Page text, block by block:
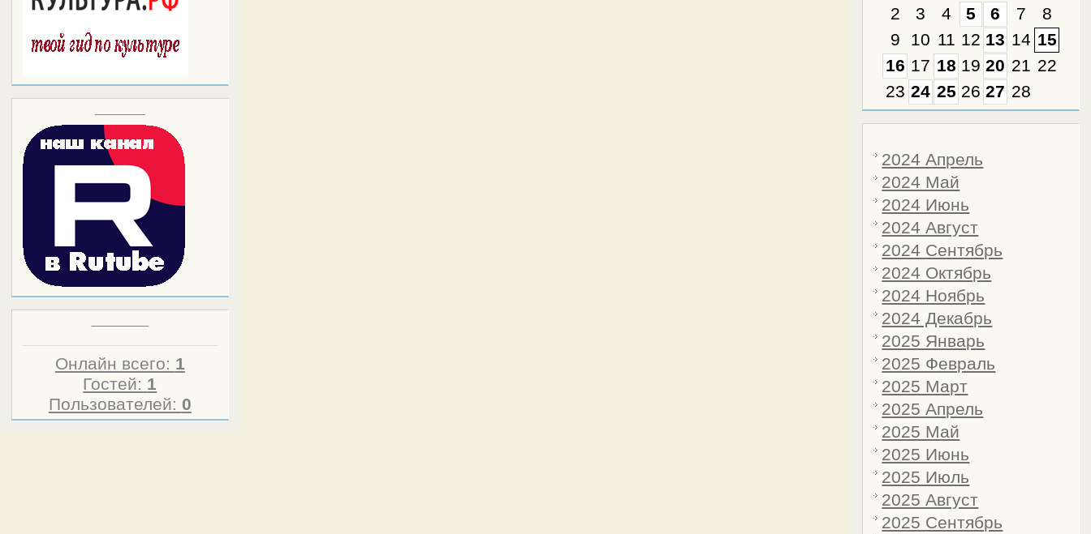
Онлайн всего: 1
Гостей: 1
Пользователей: 0
2
3 4 5 6 7
8
9
10 11 12 13 14 15
16 17 18 19 20 21 22
23 24 25 26 27 28
2024 Апрель
2024 Май
2024 Июнь
2024 Август
2024 Сентябрь
2024 Октябрь
2024 Ноябрь
2024 Декабрь
2025 Январь
2025 Февраль
2025 Март
2025 Апрель
2025 Май
2025 Июнь
2025 Июль
2025 Август
2025 Сентябрь